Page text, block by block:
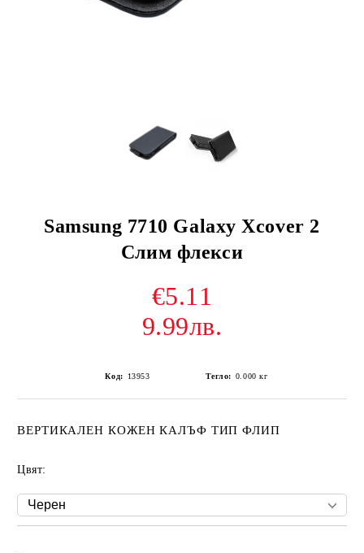
Samsung 7710 Galaxy Xcover 2
Слим флекси
€5.11
9.99лв.
Код: 13953 Тегло: 0.000 кг
ВЕРТИКАЛЕН КОЖЕН КАЛЪФ ТИП ФЛИП
Цвят: